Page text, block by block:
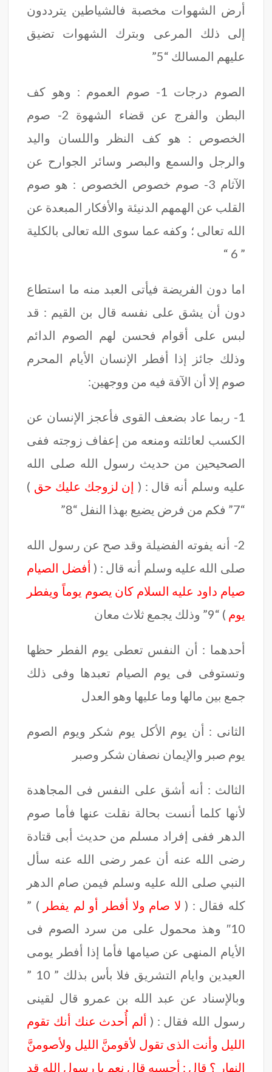
أرض الشهوات مخصبة فالشياطين يترددون
إلى ذلك المرعى وبترك الشهوات تضيق
عليهم المسالك “5”
الصوم درجات 1- صوم العموم : وهو كف
البطن والفرج عن قضاء الشهوة 2- صوم
الخصوص : هو كف النظر واللسان واليد
والرجل والسمع والبصر وسائر الجوارح عن
الآثام 3- صوم خصوص الخصوص : هو صوم
القلب عن الهمهم الدنيئة والأفكار المبعدة عن
الله تعالى ؛ وكفه عما سوى الله تعالى بالكلية
” 6 “
اما دون الفريضة فيأتى العبد منه ما استطاع
دون أن يشق على نفسه قال بن القيم : قد
لبس على أقوام فحسن لهم الصوم الدائم
وذلك جائز إذا أفطر الإنسان الأيام المحرم
صوم إلا أن الآفة فيه من ووجهين:
1- ربما عاد بضعف القوى فأعجز الإنسان عن
الكسب لعائلته ومنعه من إعفاف زوجته ففى
الصحيحين من حديث رسول الله صلى الله
عليه وسلم أنه قال : ( إن لزوجك عليك حق )
“7” فكم من فرض يضيع بهذا النفل “8”
2- أنه يفوته الفضيلة وقد صح عن رسول الله
صلى الله عليه وسلم أنه قال : ( أفضل الصيام
صيام داود عليه السلام كان يصوم يوماً ويفطر
يوم ) “9” وذلك يجمع ثلاث معان
أحدهما : أن النفس تعطى يوم الفطر حظها
وتستوفى فى يوم الصيام تعبدها وفى ذلك
جمع بين مالها وما عليها وهو العدل
الثانى : أن يوم الأكل يوم شكر ويوم الصوم
يوم صبر والإيمان نصفان شكر وصبر
الثالث : أنه أشق على النفس فى المجاهدة
لأنها كلما أنست بحالة نقلت عنها فأما صوم
الدهر ففى إفراد مسلم من حديث أبى قتادة
رضى الله عنه أن عمر رضى الله عنه سأل
النبي صلى الله عليه وسلم فيمن صام الدهر
كله فقال : ( لا صام ولا أفطر أو لم يفطر ) ”
10″ وهذ محمول على من سرد الصوم فى
الأيام المنهى عن صيامها فأما إذا أفطر يومى
العيدين وايام التشريق فلا بأس بذلك ” 10 ”
وبالإسناد عن عبد الله بن عمرو قال لقينى
رسول الله فقال : ( ألم أُحدث عنك أنك تقوم
الليل وأنت الذى تقول لأقومنَّ الليل ولأصومنَّ
النهار ؟ قال : أحسبه قال نعم يا رسول الله قد